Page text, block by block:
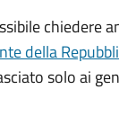
chiedere
della
solo ai